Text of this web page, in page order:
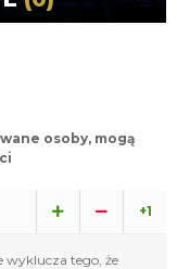
osoby, mogą
+1
wyklucza tego, że